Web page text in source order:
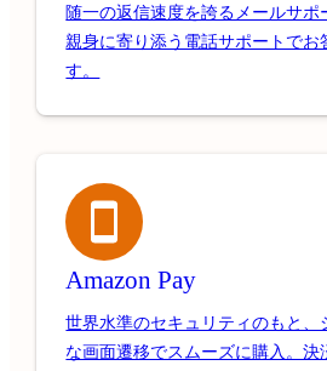
随一の返信速度を誇るメールサポ
親身に寄り添う電話サポートでお
す。
Amazon Pay
世界水準のセキュリティのもと、
な画面遷移でスムーズに購入。決